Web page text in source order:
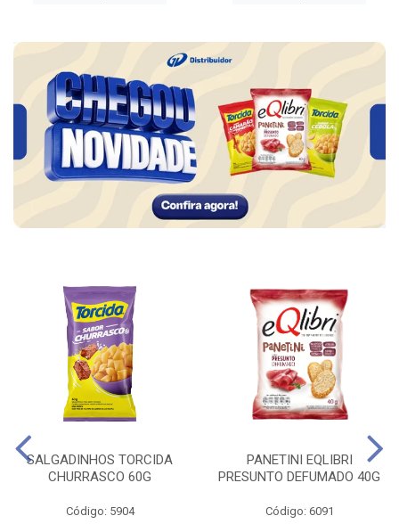
SALGADINHOS TORCIDA
CHURRASCO 60G
Código: 5904
PANETINI EQLIBRI
PRESUNTO DEFUMADO 40G
Código: 6091